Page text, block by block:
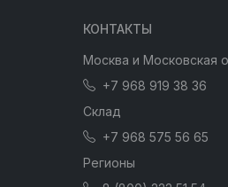
КОНТАКТЫ
Москва и Московская
+7 968 919 38 36
Склад
+7 968 575 56 65
Регионы